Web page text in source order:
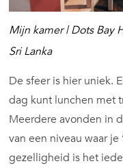
Mijn kamer | Dots Bay
Sri Lanka
De sfeer is hier uniek.
dag kunt lunchen met
Meerdere avonden in
van een niveau waar je
gezelligheid is het